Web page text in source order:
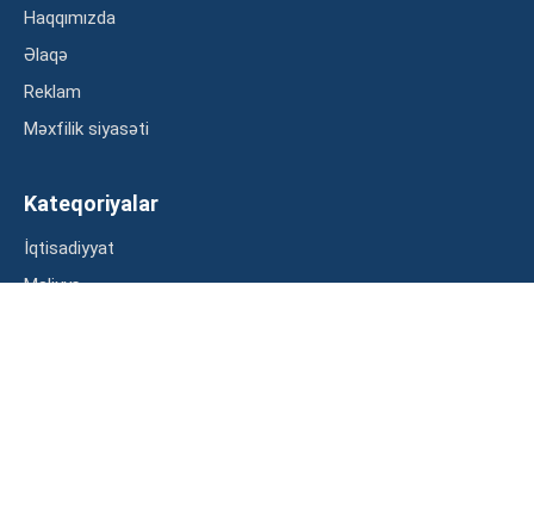
Haqqımızda
Əlaqə
Reklam
Məxfilik siyasəti
Kateqoriyalar
İqtisadiyyat
Maliyyə